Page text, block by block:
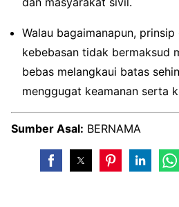
Walau bagaimanapun,
kebebasan tidak bermaksud
bebas melangkaui batas
menggugat keamanan serta
Sumber Asal: BERNAMA